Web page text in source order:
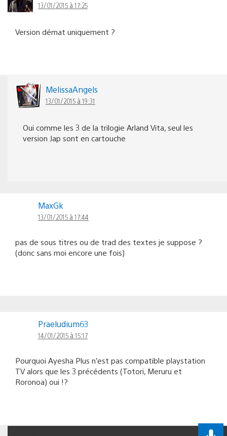
13/01/2015 à 17:25
Version démat uniquement ?
MelissaAngels
13/01/2015 à 19:31
Oui comme les 3 de la trilogie Arland Vita, seul les
version Jap sont en cartouche
MaxGk
13/01/2015 à 17:44
pas de sous titres ou de trad des textes je suppose ?
(donc sans moi encore une fois)
Praeludium63
14/01/2015 à 15:17
Pourquoi Ayesha Plus n’est pas compatible playstation
TV alors que les 3 précédents (Totori, Meruru et
Roronoa) oui !?